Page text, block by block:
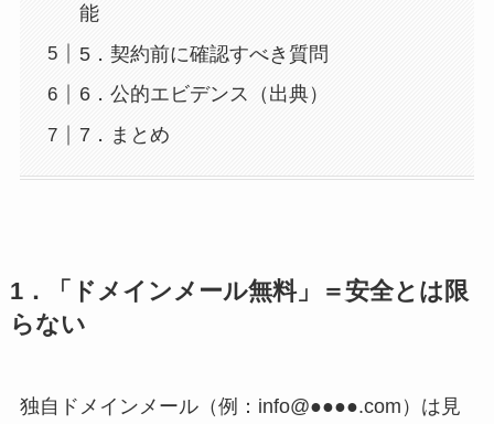
能
5．契約前に確認すべき質問
6．公的エビデンス（出典）
7．まとめ
1．「ドメインメール無料」＝安全とは限
らない
独自ドメインメール（例：info@●●●●.com）は見